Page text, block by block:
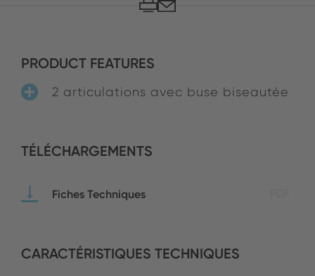
PRODUCT FEATURES
2 articulations avec buse biseautée
TÉLÉCHARGEMENTS
Fiches Techniques
CARACTÉRISTIQUES TECHNIQUES